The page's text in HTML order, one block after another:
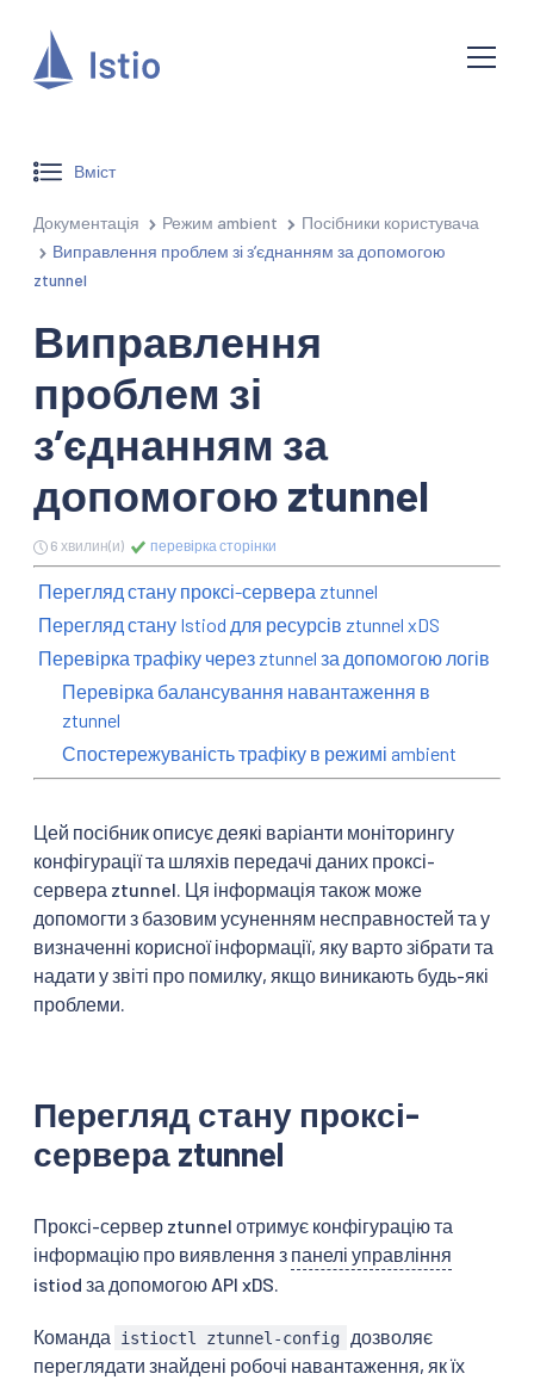
Вміст
Документація Режим ambient
Посібники користувача
Виправлення проблем зі зʼєднанням за допомогою
ztunnel
Виправлення
проблем зі
зʼєднанням за
допомогою ztunnel
6 хвилин(и) перевірка сторінки
Перегляд стану проксі-сервера ztunnel
Перегляд стану Istiod для ресурсів ztunnel xDS
Перевірка трафіку через ztunnel за допомогою логів
Перевірка балансування навантаження в
ztunnel
Спостережуваність трафіку в режимі ambient
Цей посібник описує деякі варіанти моніторингу
конфігурації та шляхів передачі даних проксі-
сервера ztunnel. Ця інформація також може
допомогти з базовим усуненням несправностей та у
визначенні корисної інформації, яку варто зібрати та
надати у звіті про помилку, якщо виникають будь-які
проблеми.
Перегляд стану проксі-
сервера ztunnel
Проксі-сервер ztunnel отримує конфігурацію та
інформацію про виявлення з панелі управління
istiod за допомогою API xDS.
Команда istioctl ztunnel-config
дозволяє
переглядати знайдені робочі навантаження, як їх